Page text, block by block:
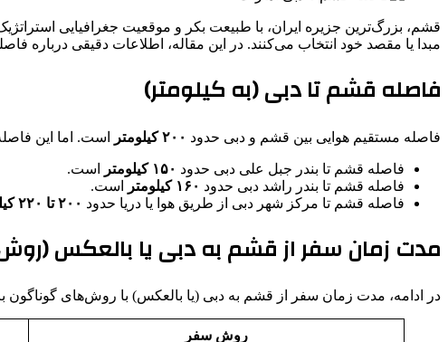
قشم، بزرگ‌ترین جزیره ایران، با طبیعت بکر و موقعیت جغرافیایی
مبدا یا مقصد خود انتخاب می‌کنند. در این مقاله، اطلاعات دقیقی
فاصله قشم تا دبی (به کیلومتر)
فاصله مستقیم هوایی بین قشم و دبی حدود ۲۰۰ کیلومتر است. اما این
فاصله قشم تا بندر جبل علی دبی حدود ۱۵۰ کیلومتر
است.
فاصله قشم تا بندر راشد دبی حدود ۱۶۰ کیلومتر
است.
فاصله قشم تا مرکز شهر دبی از طریق هوا یا دریا حدود ۲۰۰ تا ۲۲۰ کیلومتر
مدت زمان سفر از قشم به دبی یا بالعکس
در ادامه، مدت زمان سفر از قشم به دبی (یا بالعکس) با روش‌های
روش سفر